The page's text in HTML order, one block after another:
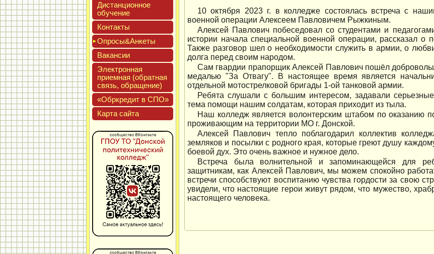
Дис­танци­он­ное
обу­чение
Кон­такты
Опро­сы&Анке­ты
Вакан­сии
Элек­трон­ная
при­ем­ная (об­ратная
связь, об­ра­щение)
«Обркре­дит в СПО»
Кар­та сай­та
10 октября 2023 г. в колледже состоялась встреча с
военной операции Алексеем Павловичем Рыжкиным.
Алексей Павлович побеседовал со студентами и
истории начала специальной военной операции, рассказал о
Также разговор шел о необходимости служить в армии, о
долга перед своим народом.
Сам гвардии прапорщик Алексей Павлович пошёл
медалью "За Отвагу". В настоящее время является
отдельной мотострелковой бригады 1-ой танковой армии.
Ребята слушали с большим интересом, задавали
тема помощи нашим солдатам, которая приходит из тыла.
Наш колледж является волонтерским штабом по оказанию
проживающим на территории МО г. Донской.
Алексей Павлович тепло поблагодарил коллектив
земляков и посылки с родного края, которые греют душу
боевой дух. Это очень важное и нужное дело.
Встреча была волнительной и запоминающейся для
защитникам, как Алексей Павлович, мы можем спокойно
встречи способствуют воспитанию чувства гордости за свою
увидели, что настоящие герои живут рядом, что мужество,
настоящего человека.